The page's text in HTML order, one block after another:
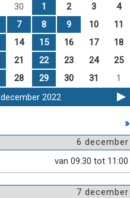
30 1 2 3
4
7 8 9 10
11
14 15 16 17
18
21 22 23 24
25
28 29 30 31
1
december 2022
»
6 december
van 09:30 tot 11:00
7 december